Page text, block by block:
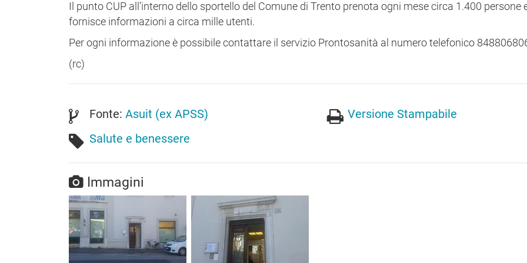
Il punto CUP all’interno dello sportello del Comune di Trento prenota ogni mese circa 1.400 persone
fornisce informazioni a circa mille utenti.
Per ogni informazione è possibile contattare il servizio Prontosanità al numero telefonico
(rc)
Fonte: Asuit (ex APSS)
Salute e benessere
Versione Stampabile
Immagini